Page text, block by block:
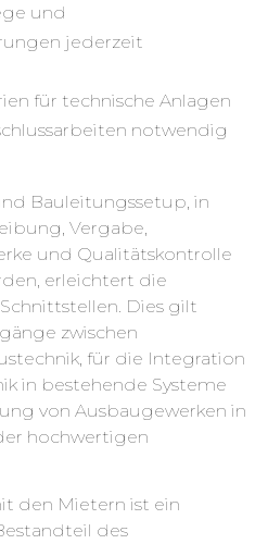
und
jederzeit
für technische Anlagen
notwendig
Bauleitungssetup, in
Vergabe,
und Qualitätskontrolle
erleichtert die
Dies gilt
zwischen
für die Integration
in bestehende Systeme
von Ausbaugewerken in
hochwertigen
den Mietern ist ein
des